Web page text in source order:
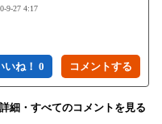
9-27 4:17
いね！ 0
細・すべてのコメントを見る